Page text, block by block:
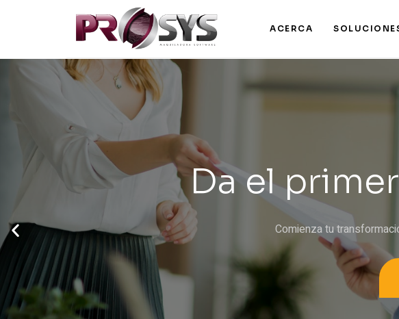
ACERCA
Liderando la
Soluciones